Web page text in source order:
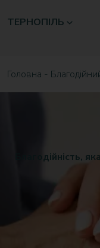
ТЕРНОПІЛЬ
Головна -
Благодійність,